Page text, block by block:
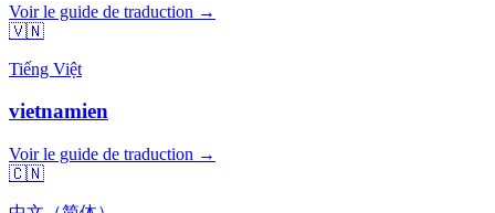
Voir le guide de traduction →
🇻🇳
Tiếng Việt
vietnamien
Voir le guide de traduction →
🇨🇳